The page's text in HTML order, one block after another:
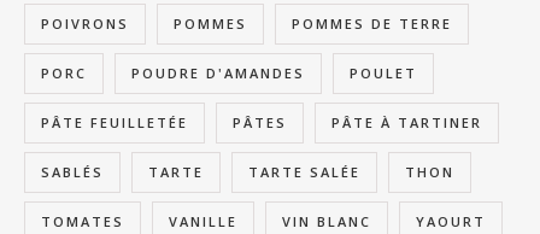
POIVRONS POMMES POMMES DE TERRE
PORC POUDRE D'AMANDES POULET
PÂTE FEUILLETÉE PÂTES PÂTE À TARTINER
SABLÉS TARTE TARTE SALÉE THON
TOMATES VANILLE VIN BLANC YAOURT